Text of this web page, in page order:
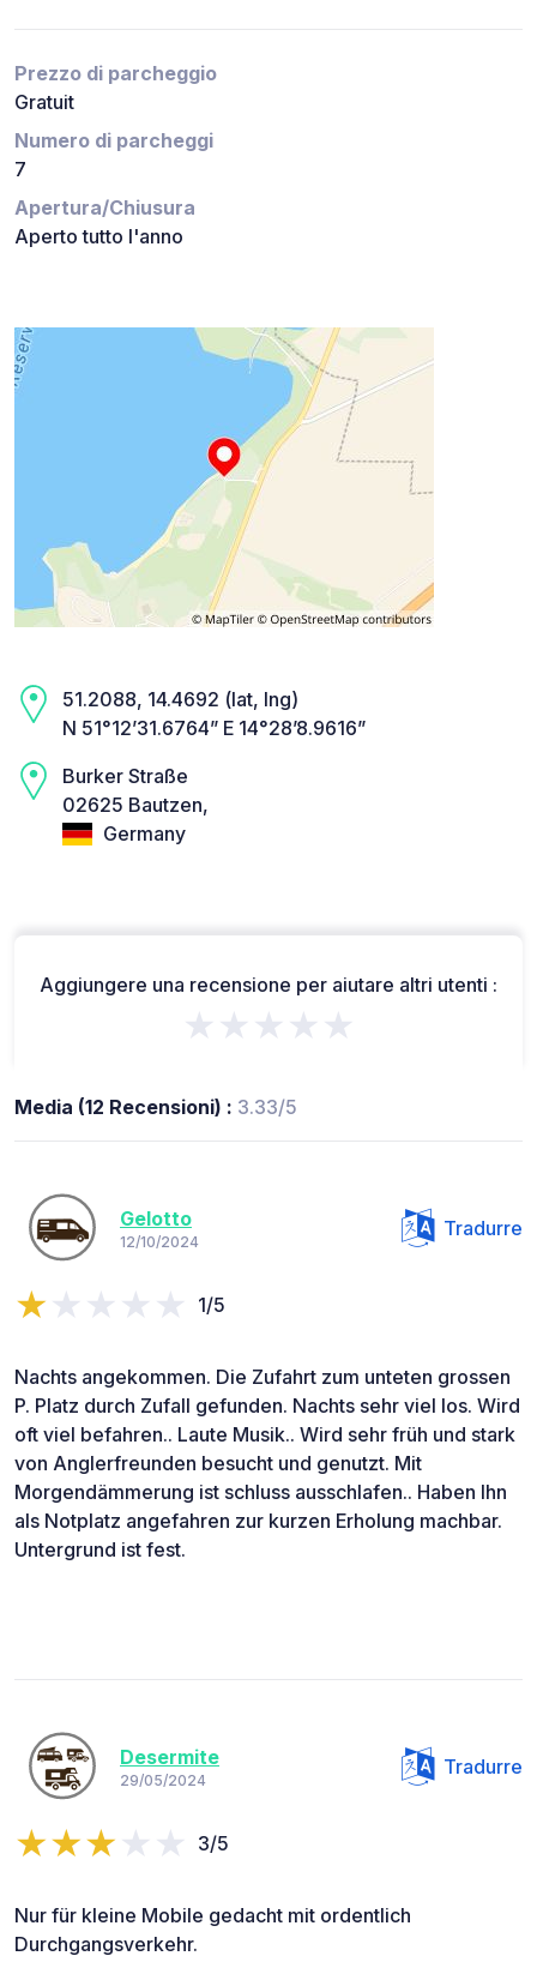
Prezzo di parcheggio
Gratuit
Numero di parcheggi
7
Apertura/Chiusura
Aperto tutto l'anno
51.2088, 14.4692 (lat, lng)
N 51°12’31.6764” E 14°28’8.9616”
Burker Straße
02625 Bautzen,
Germany
Aggiungere una recensione per aiutare altri utenti :
★★★★★
Media (12 Recensioni) : 3.33/5
Gelotto
12/10/2024
Tradurre
1/5
Nachts angekommen. Die Zufahrt zum unteten grossen
P. Platz durch Zufall gefunden. Nachts sehr viel los. Wird
oft viel befahren.. Laute Musik.. Wird sehr früh und stark
von Anglerfreunden besucht und genutzt. Mit
Morgendämmerung ist schluss ausschlafen.. Haben Ihn
als Notplatz angefahren zur kurzen Erholung machbar.
Untergrund ist fest.
Desermite
29/05/2024
Tradurre
3/5
Nur für kleine Mobile gedacht mit ordentlich
Durchgangsverkehr.